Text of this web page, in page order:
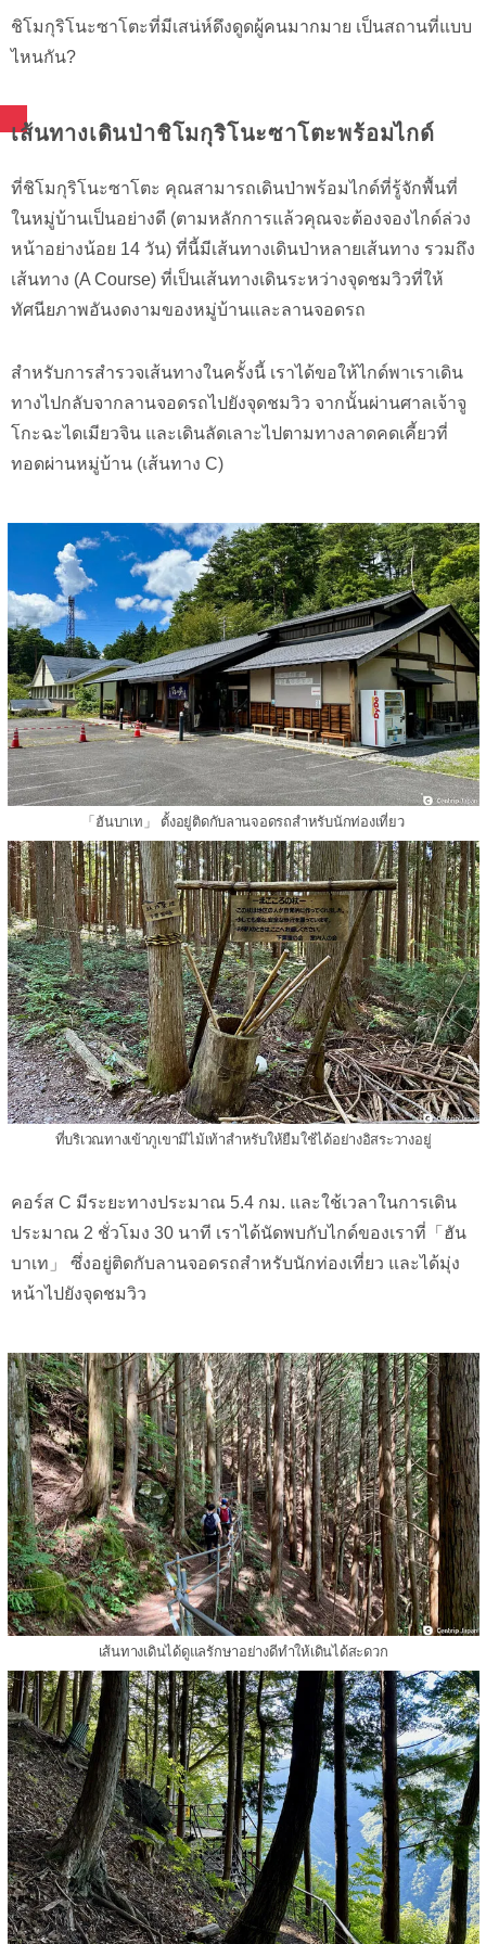
ชิโมกุริโนะซาโตะที่มีเสน่ห์ดึงดูดผู้คนมากมาย เป็นสถานที่แบบ
ไหนกัน?
เส้นทางเดินป่าชิโมกุริโนะซาโตะพร้อมไกด์
ที่ชิโมกุริโนะซาโตะ คุณสามารถเดินป่าพร้อมไกด์ที่รู้จักพื้นที่
ในหมู่บ้านเป็นอย่างดี (ตามหลักการแล้วคุณจะต้องจองไกด์ล่วง
หน้าอย่างน้อย 14 วัน) ที่นี้มีเส้นทางเดินป่าหลายเส้นทาง รวมถึง
เส้นทาง (A Course) ที่เป็นเส้นทางเดินระหว่างจุดชมวิวที่ให้
ทัศนียภาพอันงดงามของหมู่บ้านและลานจอดรถ
สำหรับการสำรวจเส้นทางในครั้งนี้ เราได้ขอให้ไกด์พาเราเดิน
ทางไปกลับจากลานจอดรถไปยังจุดชมวิว จากนั้นผ่านศาลเจ้าจู
โกะฉะไดเมียวจิน และเดินลัดเลาะไปตามทางลาดคดเคี้ยวที่
ทอดผ่านหมู่บ้าน (เส้นทาง C)
「ฮันบาเท」 ตั้งอยู่ติดกับลานจอดรถสำหรับนักท่องเที่ยว
ที่บริเวณทางเข้าภูเขามีไม้เท้าสำหรับให้ยืมใช้ได้อย่างอิสระวางอยู่
คอร์ส C มีระยะทางประมาณ 5.4 กม. และใช้เวลาในการเดิน
ประมาณ 2 ชั่วโมง 30 นาที เราได้นัดพบกับไกด์ของเราที่「ฮัน
บาเท」 ซึ่งอยู่ติดกับลานจอดรถสำหรับนักท่องเที่ยว และได้มุ่ง
หน้าไปยังจุดชมวิว
เส้นทางเดินได้ดูแลรักษาอย่างดีทำให้เดินได้สะดวก